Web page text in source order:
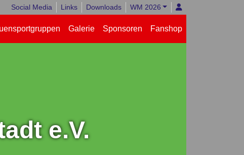
Social Media Links Downloads WM 2026
Galerie Sponsoren Fanshop
e.V.